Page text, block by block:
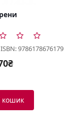
ISBN: 9786178676179
кошик